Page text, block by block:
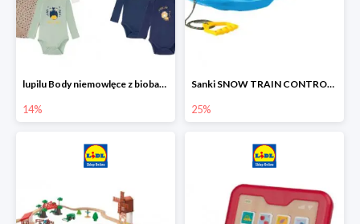
lupilu Body niemowlęce z biobawełny
14%
Sanki SNOW TRAIN CONTROL -25%
25%